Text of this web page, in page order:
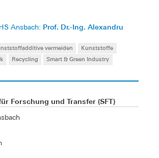
Ansbach: Prof. Dr.-Ing. Alexandru
vermeiden
Kunststoffe
Recycling Smart & Green Industry
Forschung und Transfer (SFT)